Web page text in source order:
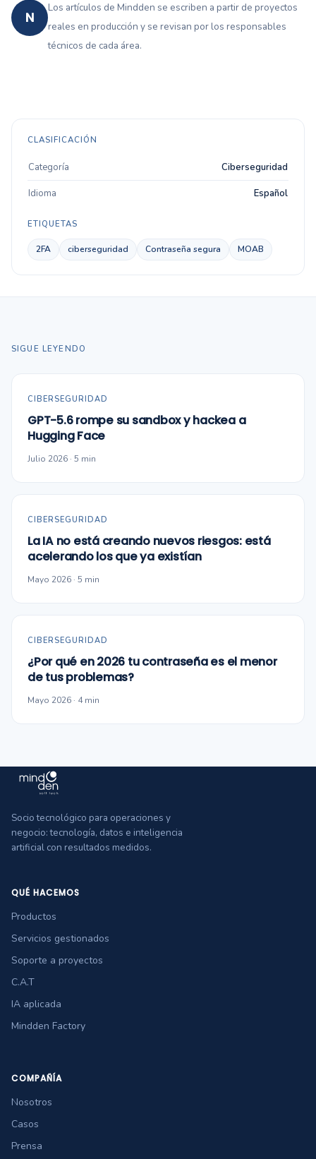
N
Los artículos de Mindden se escriben a partir de proyectos
reales en producción y se revisan por los responsables
técnicos de cada área.
CLASIFICACIÓN
Categoría Ciberseguridad
Idioma Español
ETIQUETAS
2FA ciberseguridad Contraseña segura MOAB
SIGUE LEYENDO
CIBERSEGURIDAD
GPT-5.6 rompe su sandbox y hackea a
Hugging Face
Julio 2026 · 5 min
CIBERSEGURIDAD
La IA no está creando nuevos riesgos: está
acelerando los que ya existían
Mayo 2026 · 5 min
CIBERSEGURIDAD
¿Por qué en 2026 tu contraseña es el menor
de tus problemas?
Mayo 2026 · 4 min
Socio tecnológico para operaciones y
negocio: tecnología, datos e inteligencia
artificial con resultados medidos.
QUÉ HACEMOS
Productos
Servicios gestionados
Soporte a proyectos
C.A.T
IA aplicada
Mindden Factory
COMPAÑÍA
Nosotros
Casos
Prensa